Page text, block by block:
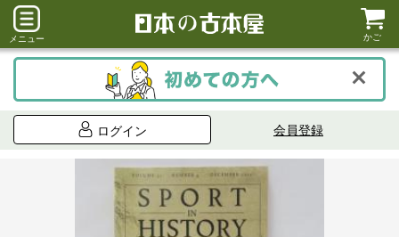
メニュー かご
ログイン 会員登録